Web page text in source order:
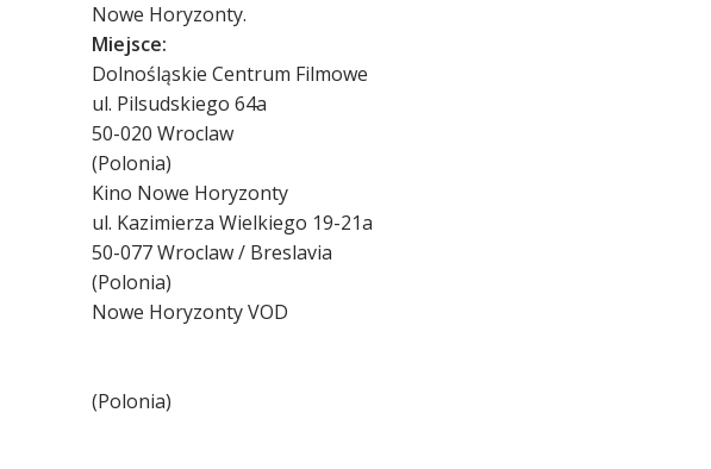
Nowe Horyzonty.
Miejsce:
Dolnośląskie Centrum Filmowe
ul. Pilsudskiego 64a
50-020 Wroclaw
(Polonia)
Kino Nowe Horyzonty
ul. Kazimierza Wielkiego 19-21a
50-077Wroclaw / Breslavia
(Polonia)
Nowe Horyzonty VOD
(Polonia)